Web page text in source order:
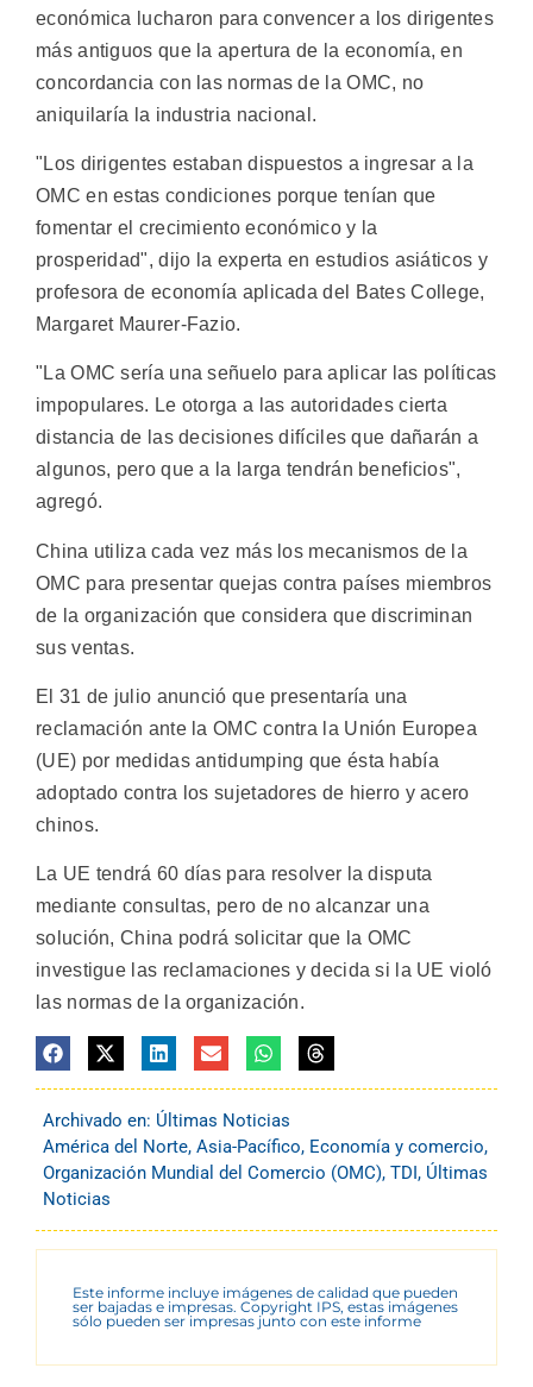
económica lucharon para convencer a los dirigentes
más antiguos que la apertura de la economía, en
concordancia con las normas de la OMC, no
aniquilaría la industria nacional.
"Los dirigentes estaban dispuestos a ingresar a la
OMC en estas condiciones porque tenían que
fomentar el crecimiento económico y la
prosperidad", dijo la experta en estudios asiáticos y
profesora de economía aplicada del Bates College,
Margaret Maurer-Fazio.
"La OMC sería una señuelo para aplicar las políticas
impopulares. Le otorga a las autoridades cierta
distancia de las decisiones difíciles que dañarán a
algunos, pero que a la larga tendrán beneficios",
agregó.
China utiliza cada vez más los mecanismos de la
OMC para presentar quejas contra países miembros
de la organización que considera que discriminan
sus ventas.
El 31 de julio anunció que presentaría una
reclamación ante la OMC contra la Unión Europea
(UE) por medidas antidumping que ésta había
adoptado contra los sujetadores de hierro y acero
chinos.
La UE tendrá 60 días para resolver la disputa
mediante consultas, pero de no alcanzar una
solución, China podrá solicitar que la OMC
investigue las reclamaciones y decida si la UE violó
las normas de la organización.
Archivado en: Últimas Noticias
América del Norte, Asia-Pacífico, Economía y comercio,
Organización Mundial del Comercio (OMC), TDI, Últimas
Noticias
Este informe incluye imágenes de calidad que pueden
ser bajadas e impresas. Copyright IPS, estas imágenes
sólo pueden ser impresas junto con este informe